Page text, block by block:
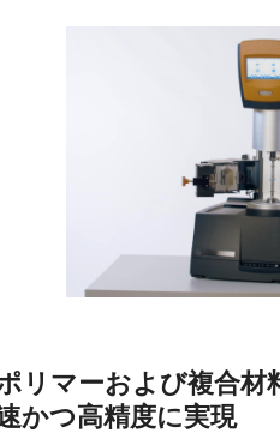
リマーおよび複合材
かつ高精度に実現